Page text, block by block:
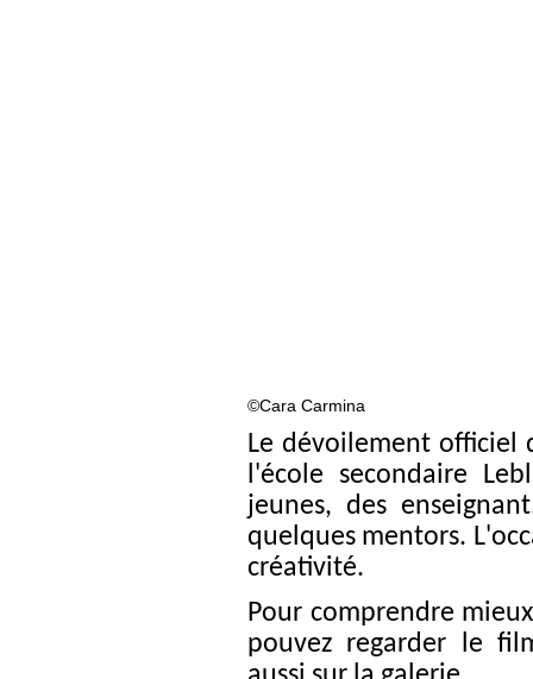
©️Cara Carmina
Le dévoilement officiel
l'école secondaire
jeunes, des
quelques mentors.
créativité.
Pour comprendre
pouvez regarder le